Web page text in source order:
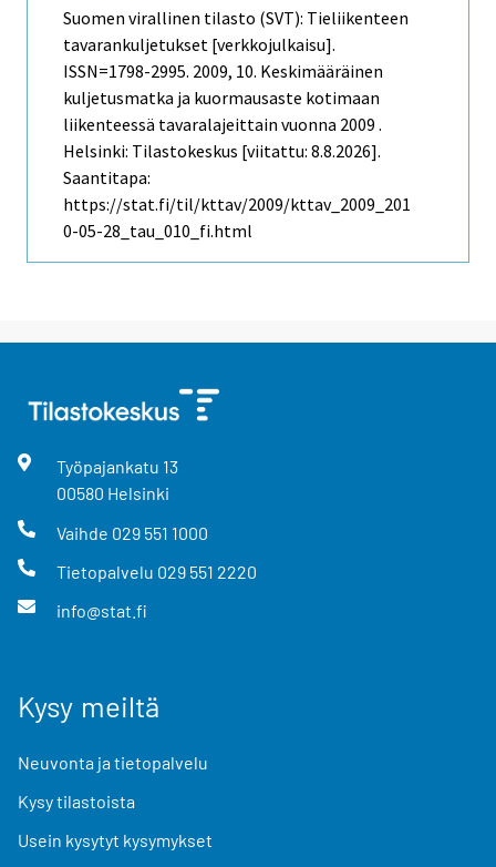
Suomen virallinen tilasto (SVT): Tieliikenteen
tavarankuljetukset [verkkojulkaisu].
ISSN=1798-2995. 2009, 10. Keskimääräinen
kuljetusmatka ja kuormausaste kotimaan
liikenteessä tavaralajeittain vuonna 2009 .
Helsinki: Tilastokeskus [viitattu: 8.8.2026].
Saantitapa:
https://stat.fi/til/kttav/2009/kttav_2009_201
0-05-28_tau_010_fi.html
Työpajankatu 13
00580 Helsinki
Vaihde 029 551 1000
Tietopalvelu 029 551 2220
info@stat.fi
Kysy meiltä
Neuvonta ja tietopalvelu
Kysy tilastoista
Usein kysytyt kysymykset